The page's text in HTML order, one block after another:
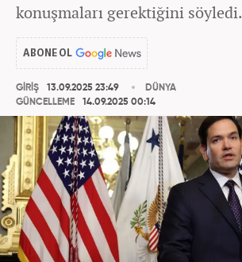
konuşmaları gerektiğini söyledi.
ABONE OL
GİRİŞ
13.09.2025 23:49
GÜNCELLEME
14.09.2025 00:14
DÜNYA